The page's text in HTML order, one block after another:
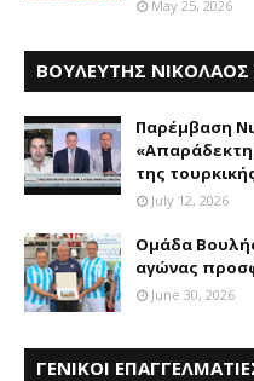
May 25, 2026
ΒΟΥΛΕΥΤΗΣ ΝΙΚΟΛΑΟΣ
Παρέμβαση
της
July 12, 2026
Ομάδα
αγώνας
June 30, 2026
ΓΕΝΙΚΟΙ